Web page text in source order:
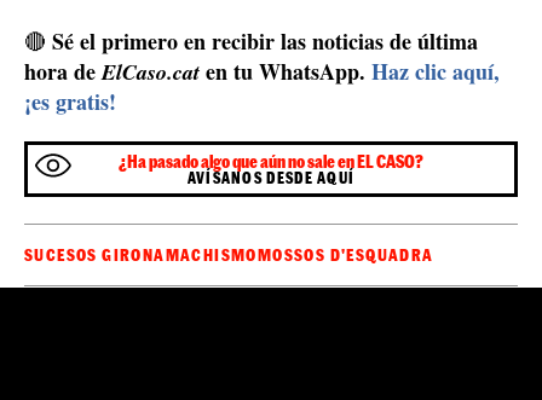
🔴 Sé el primero en recibir las noticias de última
hora deElCaso.cat en tu WhatsApp. Haz clic aquí,
¡es gratis!
¿Ha pasado algo que aún no sale en EL CASO?
AVÍSANOS DESDE AQUÍ
SUCESOS GIRONAMACHISMOMOSSOS D'ESQUADRA